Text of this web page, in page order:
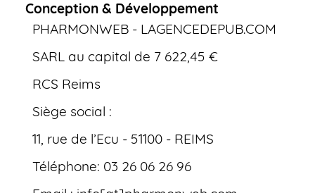
Conception & Développement
PHARMONWEB - LAGENCEDEPUB.COM
SARL au capital de 7 622,45 €
RCS Reims
Siège social :
11, rue de l’Ecu - 51100 - REIMS
Téléphone: 03 26 06 26 96